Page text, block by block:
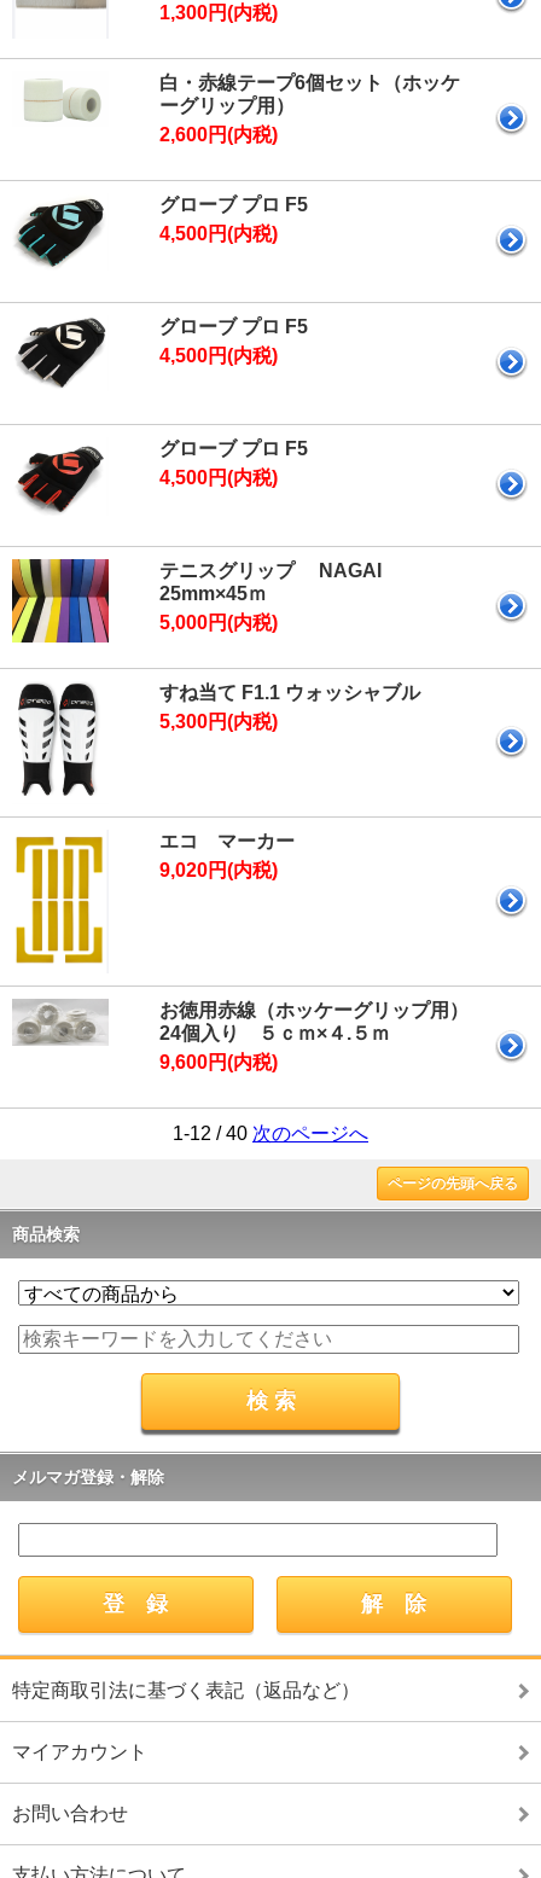
1,300円(内税)
白・赤線テープ6個セット（ホッケ
ーグリップ用）
2,600円(内税)
グローブ プロ F5
4,500円(内税)
グローブ プロ F5
4,500円(内税)
グローブ プロ F5
4,500円(内税)
テニスグリップ NAGAI
25mm×45ｍ
5,000円(内税)
すね当て F1.1 ウォッシャブル
5,300円(内税)
エコ マーカー
9,020円(内税)
お徳用赤線（ホッケーグリップ用）
24個入り ５ｃｍ×４.５ｍ
9,600円(内税)
1-12 / 40 次のページへ
ページの先頭へ戻る
商品検索
メルマガ登録・解除
特定商取引法に基づく表記（返品など）
マイアカウント
お問い合わせ